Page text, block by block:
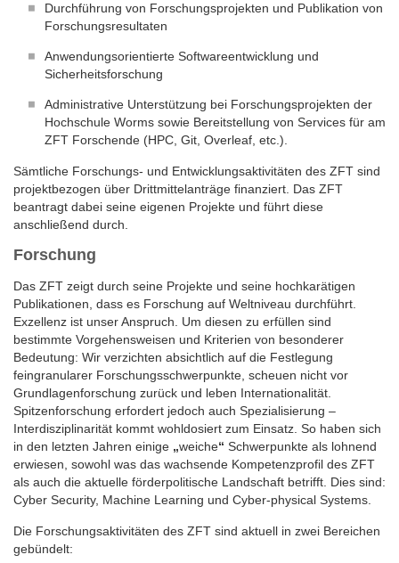
Durchführung von Forschungsprojekten und Publikation von
Forschungsresultaten
Anwendungsorientierte Softwareentwicklung und
Sicherheitsforschung
Administrative Unterstützung bei Forschungsprojekten der
Hochschule Worms sowie Bereitstellung von Services für am
ZFT Forschende (HPC, Git, Overleaf, etc.).
Sämtliche Forschungs- und Entwicklungsaktivitäten des ZFT sind
projektbezogen über Drittmittelanträge finanziert. Das ZFT
beantragt dabei seine eigenen Projekte und führt diese
anschließend durch.
Forschung
Das ZFT zeigt durch seine Projekte und seine hochkarätigen
Publikationen, dass es Forschung auf Weltniveau durchführt.
Exzellenz ist unser Anspruch. Um diesen zu erfüllen sind
bestimmte Vorgehensweisen und Kriterien von besonderer
Bedeutung: Wir verzichten absichtlich auf die Festlegung
feingranularer Forschungsschwerpunkte, scheuen nicht vor
Grundlagenforschung zurück und leben Internationalität.
Spitzenforschung erfordert jedoch auch Spezialisierung –
Interdisziplinarität kommt wohldosiert zum Einsatz. So haben sich
in den letzten Jahren einige „weiche“ Schwerpunkte als lohnend
erwiesen, sowohl was das wachsende Kompetenzprofil des ZFT
als auch die aktuelle förderpolitische Landschaft betrifft. Dies sind:
Cyber Security, Machine Learning und Cyber-physical Systems.
Die Forschungsaktivitäten des ZFT sind aktuell in zwei Bereichen
gebündelt: